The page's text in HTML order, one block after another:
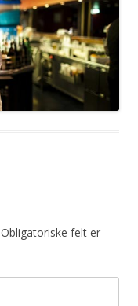
Obligatoriske felt er